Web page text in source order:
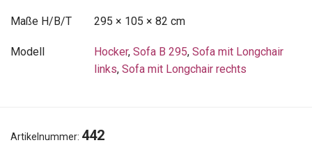
Maße 295 × 105 × 82 cm
Modell Hocker, Sofa B 295, Sofa mit Longchair
links, Sofa mit Longchair rechts
Artikelnummer: 442